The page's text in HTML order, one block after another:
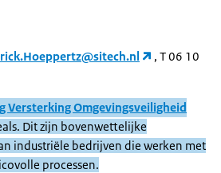
, T 06 10
Versterking Omgevingsveiligheid
Dit zijn bovenwettelijke
industriële bedrijven die werken met
processen.